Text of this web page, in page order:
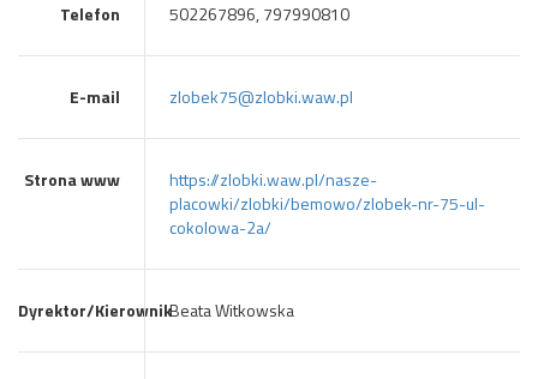
Telefon 502267896, 797990810
E-mail zlobek75@zlobki.waw.pl
Strona www
https://zlobki.waw.pl/nasze-
placowki/zlobki/bemowo/zlobek-nr-75-ul-
cokolowa-2a/
Dyrektor/KierownikBeata Witkowska